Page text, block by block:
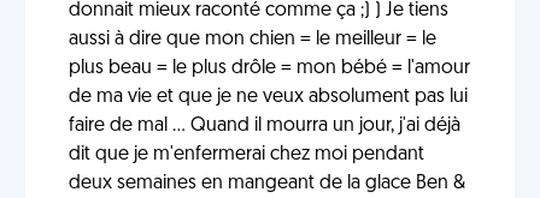
donnait mieux raconté comme ça ;) ) Je tiens
aussi à dire que mon chien = le meilleur = le
plus beau = le plus drôle = mon bébé = l'amour
de ma vie et que je ne veux absolument pas lui
faire de mal ... Quand il mourra un jour, j'ai déjà
dit que je m'enfermerai chez moi pendant
deux semaines en mangeant de la glace Ben &